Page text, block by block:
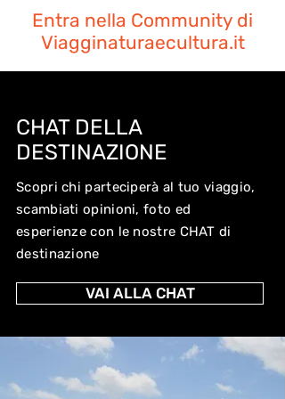
Entra nella Community di
Viagginaturaecultura.it
CHAT DELLA
DESTINAZIONE
Scopri chi parteciperà al tuo viaggio,
scambiati opinioni, foto ed
esperienze con le nostre CHAT di
destinazione
VAI ALLA CHAT